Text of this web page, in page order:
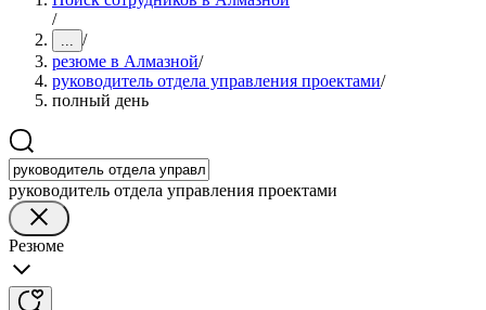
/
... /
резюме в Алмазной/
руководитель отдела управления проектами/
полный день
руководитель отдела управления проектами
Резюме